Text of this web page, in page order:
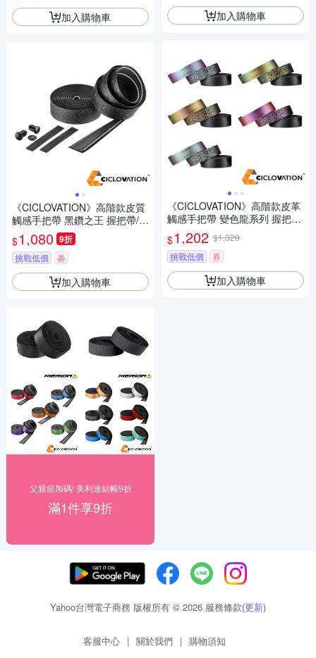
加入購物車
《CICLOVATION》高階款皮質
觸感手把帶 黑鑽之王 握把帶/手
把/把手/單車/自行車
$1,080 9折
挑戰低價 券
加入購物車
父親節加碼! 美利達結帳9折
滿1件享9折
加入購物車
《CICLOVATION》高階款皮革
觸感手把帶 變色龍系列 握把帶/
手把/把手/單車/自行車
$1,202 $1,320
挑戰低價
券
加入購物車
Yahoo台灣電子商務 版權所有 © 2026 服務條款(更新)
客服中心 | 關於我們 | 購物須知